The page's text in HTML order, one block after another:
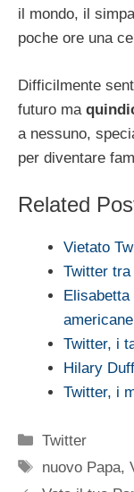
il mondo, il
poche ore una
Difficilmente
futuro ma
a nessuno,
per diventare
Related
Vietato
Twitter
americane
Twitter, i
Hilary
Twitter, i
Categorie
Twitter
Tag
nuovo Papa,